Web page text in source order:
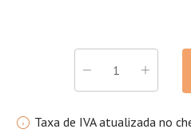
Taxa de IVA atualizada no